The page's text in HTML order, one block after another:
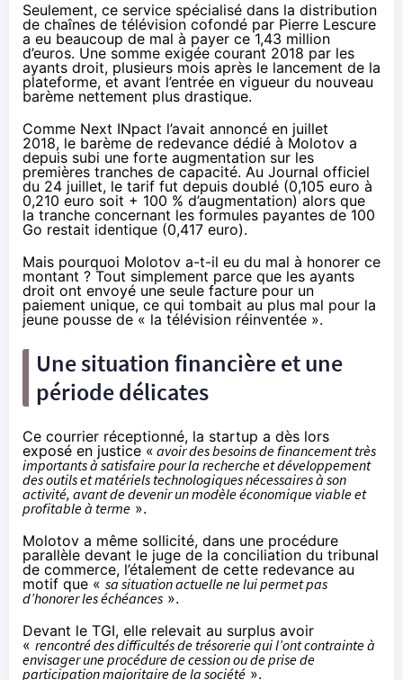
Seulement, ce service spécialisé dans la distribution
de chaînes de télévision cofondé par Pierre Lescure
a eu beaucoup de mal à payer ce 1,43 million
d’euros. Une somme exigée courant 2018 par les
ayants droit, plusieurs mois après le lancement de la
plateforme, et avant l’entrée en vigueur du nouveau
barème nettement plus drastique.
Comme Next INpact l’avait annoncé en juillet
2018, le barème de redevance dédié à Molotov a
depuis subi une forte augmentation sur les
premières tranches de capacité. Au Journal officiel
du 24 juillet, le tarif fut depuis doublé (0,105 euro à
0,210 euro soit + 100 % d’augmentation) alors que
la tranche concernant les formules payantes de 100
Go restait identique (0,417 euro).
Mais pourquoi Molotov a-t-il eu du mal à honorer ce
montant ? Tout simplement parce que les ayants
droit ont envoyé une seule facture pour un
paiement unique, ce qui tombait au plus mal pour la
jeune pousse de « la télévision réinventée ».
Une situation financière et une
période délicates
Ce courrier réceptionné, la startup a dès lors
exposé en justice « avoir des besoins de financement très
importants à satisfaire pour la recherche et développement
des outils et matériels technologiques nécessaires à son
activité, avant de devenir un modèle économique viable et
profitable à terme ».
Molotov a même sollicité, dans une procédure
parallèle devant le juge de la conciliation du tribunal
de commerce, l’étalement de cette redevance au
motif que « sa situation actuelle ne lui permet pas
d’honorer les échéances ».
Devant le TGI, elle relevait au surplus avoir
« rencontré des difficultés de trésorerie qui l’ont contrainte à
envisager une procédure de cession ou de prise de
participation majoritaire de la société ».